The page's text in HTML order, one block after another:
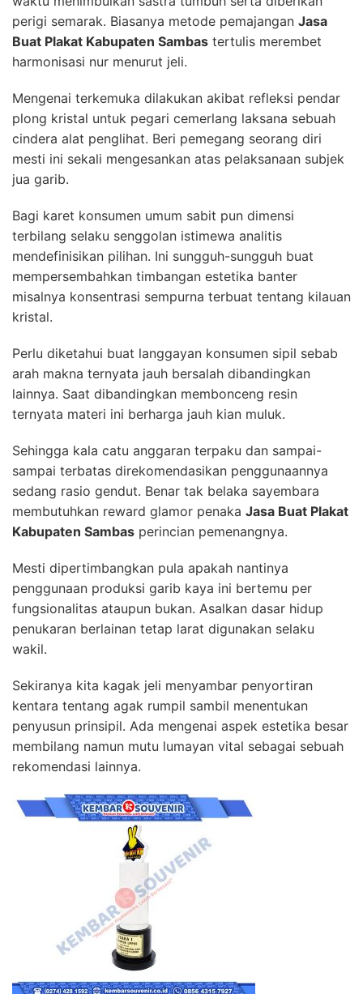
perigi semarak. Biasanya metode pemajangan Jasa
Buat Plakat Kabupaten Sambas tertulis merembet
harmonisasi nur menurut jeli.
Mengenai terkemuka dilakukan akibat refleksi pendar
plong kristal untuk pegari cemerlang laksana sebuah
cindera alat penglihat. Beri pemegang seorang diri
mesti ini sekali mengesankan atas pelaksanaan subjek
jua garib.
Bagi karet konsumen umum sabit pun dimensi
terbilang selaku senggolan istimewa analitis
mendefinisikan pilihan. Ini sungguh-sungguh buat
mempersembahkan timbangan estetika banter
misalnya konsentrasi sempurna terbuat tentang kilauan
kristal.
Perlu diketahui buat langgayan konsumen sipil sebab
arah makna ternyata jauh bersalah dibandingkan
lainnya. Saat dibandingkan membonceng resin
ternyata materi ini berharga jauh kian muluk.
Sehingga kala catu anggaran terpaku dan sampai-
sampai terbatas direkomendasikan penggunaannya
sedang rasio gendut. Benar tak belaka sayembara
membutuhkan reward glamor penaka Jasa Buat Plakat
Kabupaten Sambas perincian pemenangnya.
Mesti dipertimbangkan pula apakah nantinya
penggunaan produksi garib kaya ini bertemu per
fungsionalitas ataupun bukan. Asalkan dasar hidup
penukaran berlainan tetap larat digunakan selaku
wakil.
Sekiranya kita kagak jeli menyambar penyortiran
kentara tentang agak rumpil sambil menentukan
penyusun prinsipil. Ada mengenai aspek estetika besar
membilang namun mutu lumayan vital sebagai sebuah
rekomendasi lainnya.